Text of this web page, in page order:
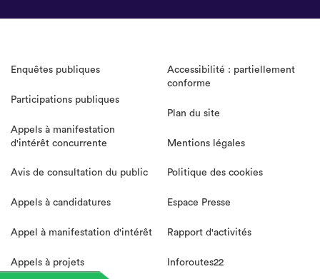
Enquêtes publiques
Participations publiques
Appels à manifestation
d'intérêt concurrente
Avis de consultation du public
Appels à candidatures
Appel à manifestation d'intérêt
Appels à projets
Accessibilité : partiellement
conforme
Plan du site
Mentions légales
Politique des cookies
Espace Presse
Rapport d'activités
Inforoutes22